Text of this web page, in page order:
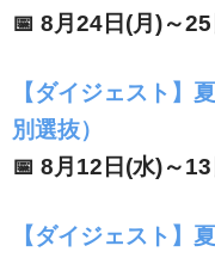
📅 8月24日(月)～
【ダイジェスト】
別選抜）
📅 8月12日(水)～
【ダイジェスト】